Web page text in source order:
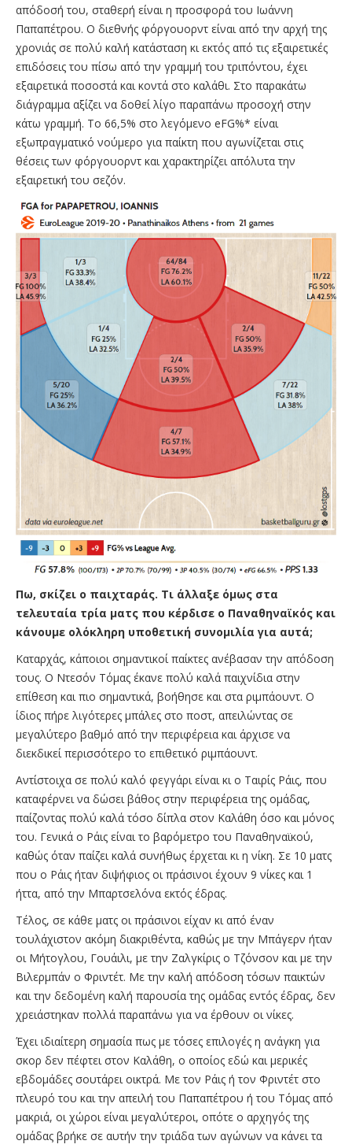
απόδοσή του, σταθερή είναι η προσφορά του Ιωάννη
Παπαπέτρου. Ο διεθνής φόργουορντ είναι από την αρχή της
χρονιάς σε πολύ καλή κατάσταση κι εκτός από τις εξαιρετικές
επιδόσεις του πίσω από την γραμμή του τριπόντου, έχει
εξαιρετικά ποσοστά και κοντά στο καλάθι. Στο παρακάτω
διάγραμμα αξίζει να δοθεί λίγο παραπάνω προσοχή στην
κάτω γραμμή. Το 66,5% στο λεγόμενο eFG%* είναι
εξωπραγματικό νούμερο για παίκτη που αγωνίζεται στις
θέσεις των φόργουορντ και χαρακτηρίζει απόλυτα την
εξαιρετική του σεζόν.
Πω, σκίζει ο παιχταράς. Τι άλλαξε όμως στα
τελευταία τρία ματς που κέρδισε ο Παναθηναϊκός και
κάνουμε ολόκληρη υποθετική συνομιλία για αυτά;
Καταρχάς, κάποιοι σημαντικοί παίκτες ανέβασαν την απόδοση
τους. Ο Ντεσόν Τόμας έκανε πολύ καλά παιχνίδια στην
επίθεση και πιο σημαντικά, βοήθησε και στα ριμπάουντ. Ο
ίδιος πήρε λιγότερες μπάλες στο ποστ, απειλώντας σε
μεγαλύτερο βαθμό από την περιφέρεια και άρχισε να
διεκδικεί περισσότερο το επιθετικό ριμπάουντ.
Αντίστοιχα σε πολύ καλό φεγγάρι είναι κι ο Ταιρίς Ράις, που
καταφέρνει να δώσει βάθος στην περιφέρεια της ομάδας,
παίζοντας πολύ καλά τόσο δίπλα στον Καλάθη όσο και μόνος
του. Γενικά ο Ράις είναι το βαρόμετρο του Παναθηναϊκού,
καθώς όταν παίζει καλά συνήθως έρχεται κι η νίκη. Σε 10 ματς
που ο Ράις ήταν διψήφιος οι πράσινοι έχουν 9 νίκες και 1
ήττα, από την Μπαρτσελόνα εκτός έδρας.
Τέλος, σε κάθε ματς οι πράσινοι είχαν κι από έναν
τουλάχιστον ακόμη διακριθέντα, καθώς με την Μπάγερν ήταν
οι Μήτογλου, Γουάιλι, με την Ζαλγκίρις ο Τζόνσον και με την
Βιλερμπάν ο Φριντέτ. Με την καλή απόδοση τόσων παικτών
και την δεδομένη καλή παρουσία της ομάδας εντός έδρας, δεν
χρειάστηκαν πολλά παραπάνω για να έρθουν οι νίκες.
Έχει ιδιαίτερη σημασία πως με τόσες επιλογές η ανάγκη για
σκορ δεν πέφτει στον Καλάθη, ο οποίος εδώ και μερικές
εβδομάδες σουτάρει οικτρά. Με τον Ράις ή τον Φριντέτ στο
πλευρό του και την απειλή του Παπαπέτρου ή του Τόμας από
μακριά, οι χώροι είναι μεγαλύτεροι, οπότε ο αρχηγός της
ομάδας βρήκε σε αυτήν την τριάδα των αγώνων να κάνει τα